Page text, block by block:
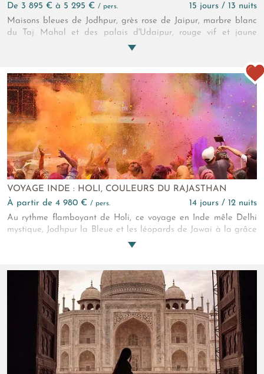
de 3 895 € à 5 295 € / pers.
15 jours / 13 nuits
Maisons bleues de Jodhpur, grès rose de Jaipur, marbre blanc
du Taj Mahal et des palais d'Udaipur, rouge vif et jaune
éclatant des turbans et saris, au pays des guerriers Râjputs,
VOYAGE INDE : HOLI, COULEURS DU RAJASTHAN
à partir de 4 980 € / pers.
14 jours / 12 nuits
Au rythme flamboyant de Holi, ce voyage en Inde mêle Delhi
mystique, Jodhpur la Bleue et les léopards de Jawai à la grâce
lacustre d’Udaipur. Holika Dahan au crépuscule, célébration